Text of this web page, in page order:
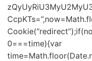
0===time){var